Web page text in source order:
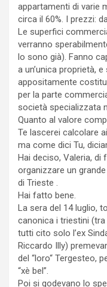
appartamenti di varie
circa il 60%. I prezzi:
Le superfici
verranno
lo sono già). Fanno
a un’unica proprietà,
appositamente
per la parte
società specializzata
Quanto al valore
Te lascerei calcolare
ma come dici Tu,
Hai deciso, Valeria,
organizzare un
di Trieste .
Hai fatto bene.
La sera del 14 luglio,
canonica i triestini
tutti cito solo l’ex
Riccardo Illy)
del “loro“ Tergesteo,
“xè bel”.
Poi si godevano lo